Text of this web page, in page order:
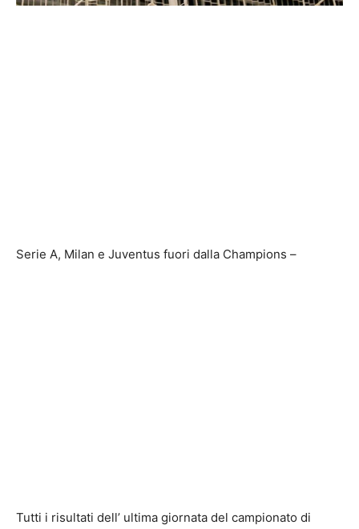
Serie A, Milan e Juventus fuori dalla Champions –
Tutti i risultati dell’ ultima giornata del campionato di